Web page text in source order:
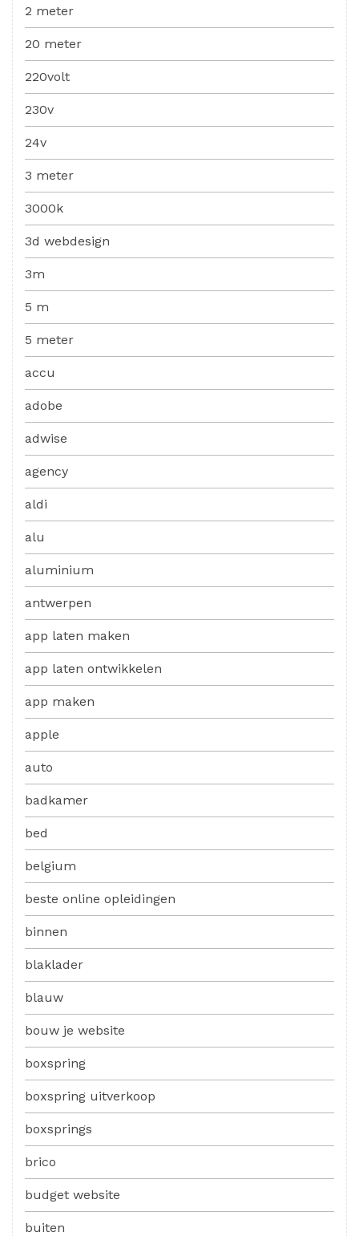
2 meter
20 meter
220volt
230v
24v
3 meter
3000k
3d webdesign
3m
5 m
5 meter
accu
adobe
adwise
agency
aldi
alu
aluminium
antwerpen
app laten maken
app laten ontwikkelen
app maken
apple
auto
badkamer
bed
belgium
beste online opleidingen
binnen
blaklader
blauw
bouw je website
boxspring
boxspring uitverkoop
boxsprings
brico
budget website
buiten